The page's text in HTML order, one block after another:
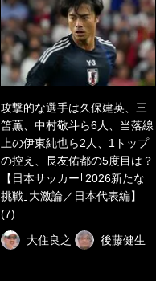
攻撃的な選手は久保建英、三
笘薫、中村敬斗ら6人、当落線
上の伊東純也ら2人、1トップ
の控え、長友佑都の5度目は？
【日本サッカー｢2026新たな
挑戦｣大激論／日本代表編】
(7)
大住良之 後藤健生